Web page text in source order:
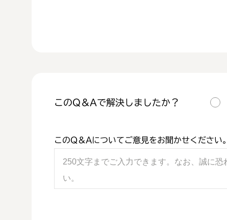
このQ＆Aで解決しましたか？
このQ＆Aについてご意見をお聞かせください。